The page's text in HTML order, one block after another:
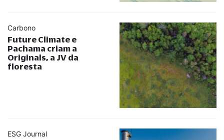
Carbono
Future Climate e
Pachama criam a
Originals, a JV da
floresta
ESG Journal